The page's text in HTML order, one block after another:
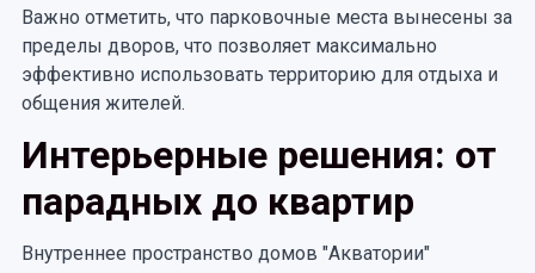
Важно отметить, что парковочные места вынесены за
пределы дворов, что позволяет максимально
эффективно использовать территорию для отдыха и
общения жителей.
Интерьерные решения: от
парадных до квартир
Внутреннее пространство домов "Акватории"